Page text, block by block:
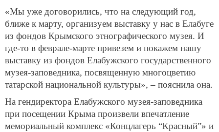
«Мы уже договорились, что на следующий год,
ближе к марту, организуем выставку у нас в Елабуге
из фондов Крымского этнографического музея. И
где-то в феврале-марте привезем и покажем нашу
выставку из фондов Елабужского государственного
музея-заповедника, посвященную многоцветию
татарской национальной культуры», – пояснила она.
На гендиректора Елабужского музея-заповедника
при посещении Крыма произвели впечатление
мемориальный комплекс «Концлагерь “Красный”» и